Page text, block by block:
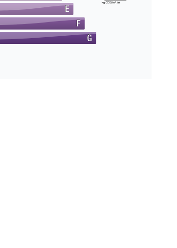
kg CO2/m².an